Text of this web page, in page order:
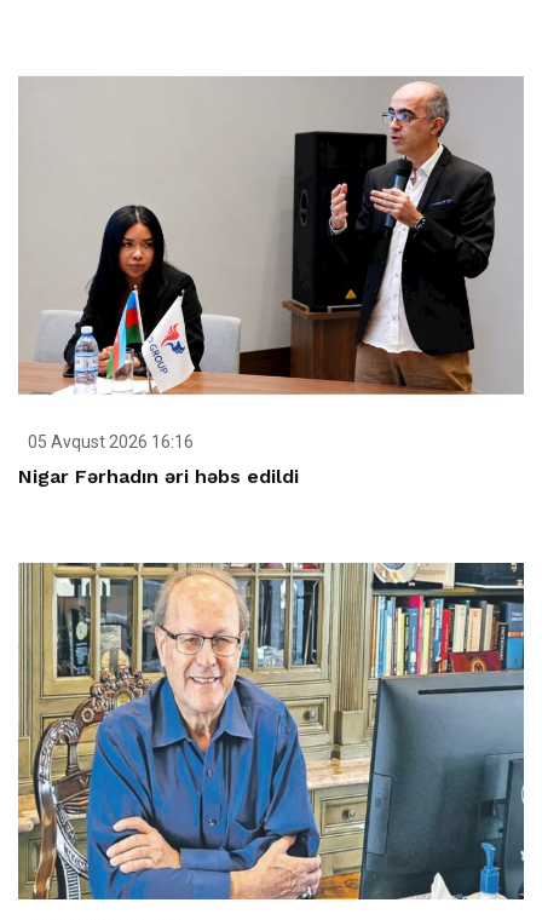
05 Avqust 2026 16:16
Nigar Fərhadın əri həbs edildi